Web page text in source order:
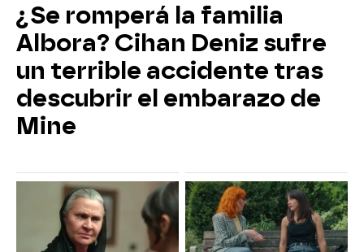
¿Se romperá la familia
Albora? Cihan Deniz sufre
un terrible accidente tras
descubrir el embarazo de
Mine